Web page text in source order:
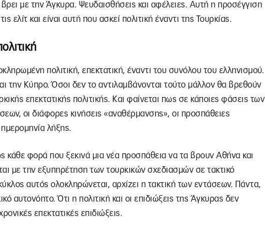
με την Άγκυρα. Ψευδαισθήσεις και αφέλειες. Αυτή η προσέγγιση
ελίτ και είναι αυτή που ασκεί πολιτική έναντι της Τουρκίας.
πολιτική, επεκτατική, έναντι του συνόλου του ελληνισμού.
την Κύπρο. Όσοι δεν το αντιλαμβάνονται τούτο μάλλον θα βρεθούν
επεκτατικής πολιτικής. Και φαίνεται πως σε κάποιες φάσεις των
οι διάφορες κινήσεις «αναθέρμανσης», οι προσπάθειες
λήξης.
κάθε φορά που ξεκινά μια νέα προσπάθεια να τα βρουν Αθήνα και
με την εξυπηρέτηση των τουρκικών σχεδιασμών σε τακτικό
αυτός ολοκληρώνεται, αρχίζει η τακτική των εντάσεων. Πάντα,
αυτονόητο. Ότι η πολιτική και οι επιδιώξεις της Άγκυρας δεν
επεκτατικές επιδιώξεις.